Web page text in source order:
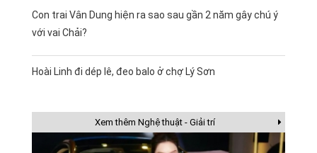
Con trai Vân Dung hiện ra sao sau gần 2 năm gây chú ý
với vai Chải?
Hoài Linh đi dép lê, đeo balo ở chợ Lý Sơn
Xem thêm Nghệ thuật - Giải trí